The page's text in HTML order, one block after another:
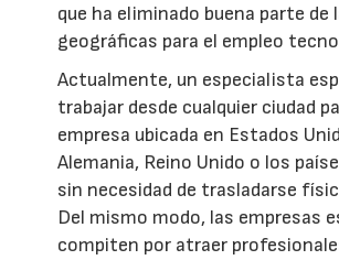
que ha eliminado buena parte de
geográficas para el empleo
Actualmente, un especialista
trabajar desde cualquier ciudad
empresa ubicada en Estados
Alemania, Reino Unido o los
sin necesidad de trasladarse
Del mismo modo, las empresas
compiten por atraer